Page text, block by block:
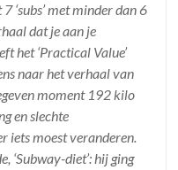
‘subs’ met minder dan 6
dat je aan je
het ‘Practical Value’
naar het verhaal van
moment 192 kilo
en slechte
iets moest veranderen.
‘Subway-diet’: hij ging